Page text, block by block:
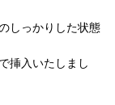
しっかりした状態
挿入いたしまし